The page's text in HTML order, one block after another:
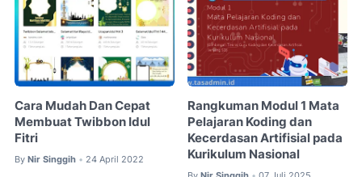
Cara Mudah Dan Cepat
Membuat Twibbon Idul
Fitri
By Nir Singgih • 24 April 2022
Rangkuman Modul 1 Mata
Pelajaran Koding dan
Kecerdasan Artifisial pada
Kurikulum Nasional